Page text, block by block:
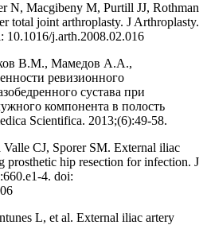
N, Macgibeny M, Purtill JJ, Rothman
total joint arthroplasty. J Arthroplasty.
10.1016/j.arth.2008.02.016
В.М., Мамедов А.А.,
ревизионного
сустава при
компонента в полость
Scientifica. 2013;(6):49-58.
CJ, Sporer SM. External iliac
prosthetic hip resection for infection. J
4. doi:
L, et al. External iliac artery